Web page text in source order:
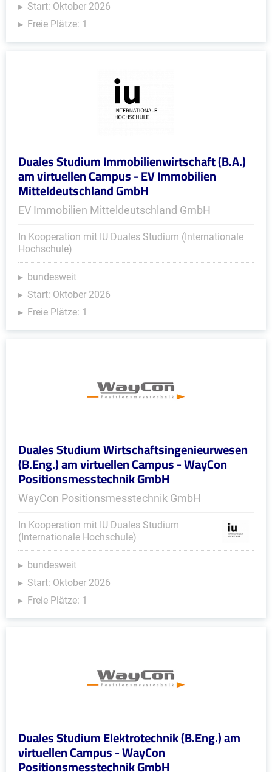
Start: Oktober 2026
Freie Plätze: 1
Duales Studium Immobilienwirtschaft (B.A.)
am virtuellen Campus - EV Immobilien
Mitteldeutschland GmbH
EV Immobilien Mitteldeutschland GmbH
In Kooperation mit IU Duales Studium (Internationale
Hochschule)
bundesweit
Start: Oktober 2026
Freie Plätze: 1
Duales Studium Wirtschaftsingenieurwesen
(B.Eng.) am virtuellen Campus - WayCon
Positionsmesstechnik GmbH
WayCon Positionsmesstechnik GmbH
In Kooperation mit IU Duales Studium
(Internationale Hochschule)
bundesweit
Start: Oktober 2026
Freie Plätze: 1
Duales Studium Elektrotechnik (B.Eng.) am
virtuellen Campus - WayCon
Positionsmesstechnik GmbH